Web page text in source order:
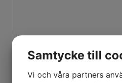
Samtycke till
Vi och våra partners